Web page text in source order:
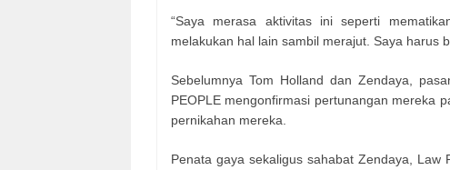
“Saya merasa aktivitas ini seperti
melakukan hal lain sambil merajut. Saya harus
Sebelumnya Tom Holland dan Zendaya,
PEOPLE mengonfirmasi pertunangan mereka
pernikahan mereka.
Penata gaya sekaligus sahabat Zendaya,